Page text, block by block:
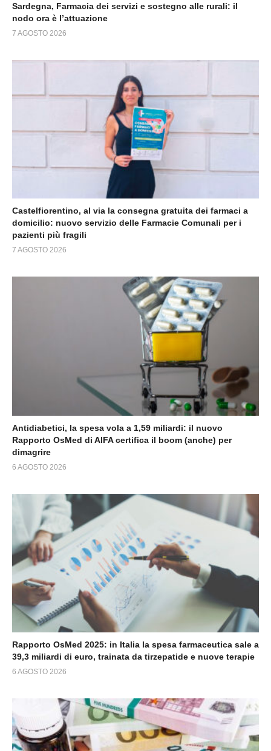
Sardegna, Farmacia dei servizi e sostegno alle rurali: il
nodo ora è l’attuazione
7 AGOSTO 2026
Castelfiorentino, al via la consegna gratuita dei farmaci a
domicilio: nuovo servizio delle Farmacie Comunali per i
pazienti più fragili
7 AGOSTO 2026
Antidiabetici, la spesa vola a 1,59 miliardi: il nuovo
Rapporto OsMed di AIFA certifica il boom (anche) per
dimagrire
6 AGOSTO 2026
Rapporto OsMed 2025: in Italia la spesa farmaceutica sale a
39,3 miliardi di euro, trainata da tirzepatide e nuove terapie
6 AGOSTO 2026